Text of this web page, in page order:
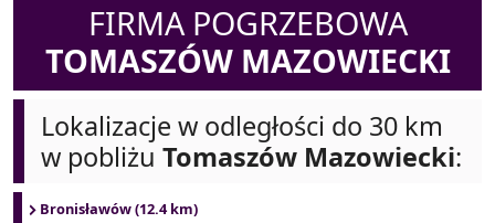
FIRMA POGRZEBOWA
TOMASZÓW MAZOWIECKI
Lokalizacje w odległości do 30 km
w pobliżu Tomaszów Mazowiecki:
Bronisławów (12.4 km)